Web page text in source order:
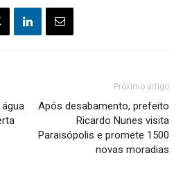
Próximo artigo
Após desabamento, prefeito
Ricardo Nunes visita
Paraisópolis e promete 1500
novas moradias